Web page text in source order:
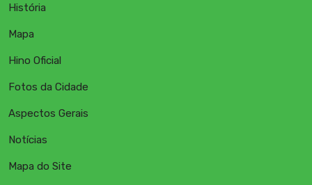
História
Mapa
Hino Oficial
Fotos da Cidade
Aspectos Gerais
Notícias
Mapa do Site